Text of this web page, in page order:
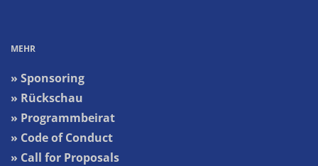
MEHR
» Sponsoring
» Rückschau
» Programmbeirat
» Code of Conduct
» Call for Proposals